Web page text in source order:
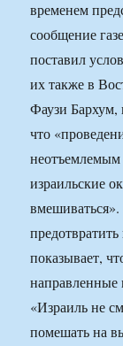
временем
сообщение
поставил
их также в
Фаузи Бархум,
что
неотъемлемым
израильские
показывает,
направленные
«Израиль не
помешать на